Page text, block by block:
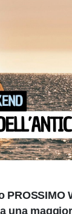
PROSSIMO
una